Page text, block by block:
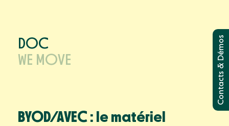
Contacts
& Démos
Administrer les appareils
Filtrer internet
Le futur est étincelant
DOC
WE MOVE
BYOD/AVEC : le matériel